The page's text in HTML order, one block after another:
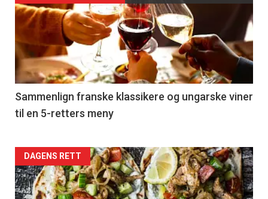
akkurat
nå
-
5
Sammenlign franske klassikere og ungarske viner
til en 5-retters meny
Forsiden
akkurat
DAGENS RETT